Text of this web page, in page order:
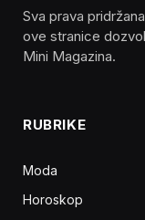
Sva prava
ove stranice
Mini Magazina.
RUBRIKE
Moda
Horoskop